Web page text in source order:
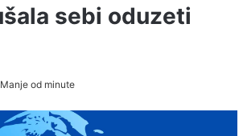
sebi oduzeti
Manje od minute